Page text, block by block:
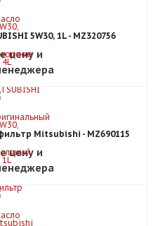
5W30, 1L - MZ320756
цену и
Mitsubishi - MZ690115
цену и